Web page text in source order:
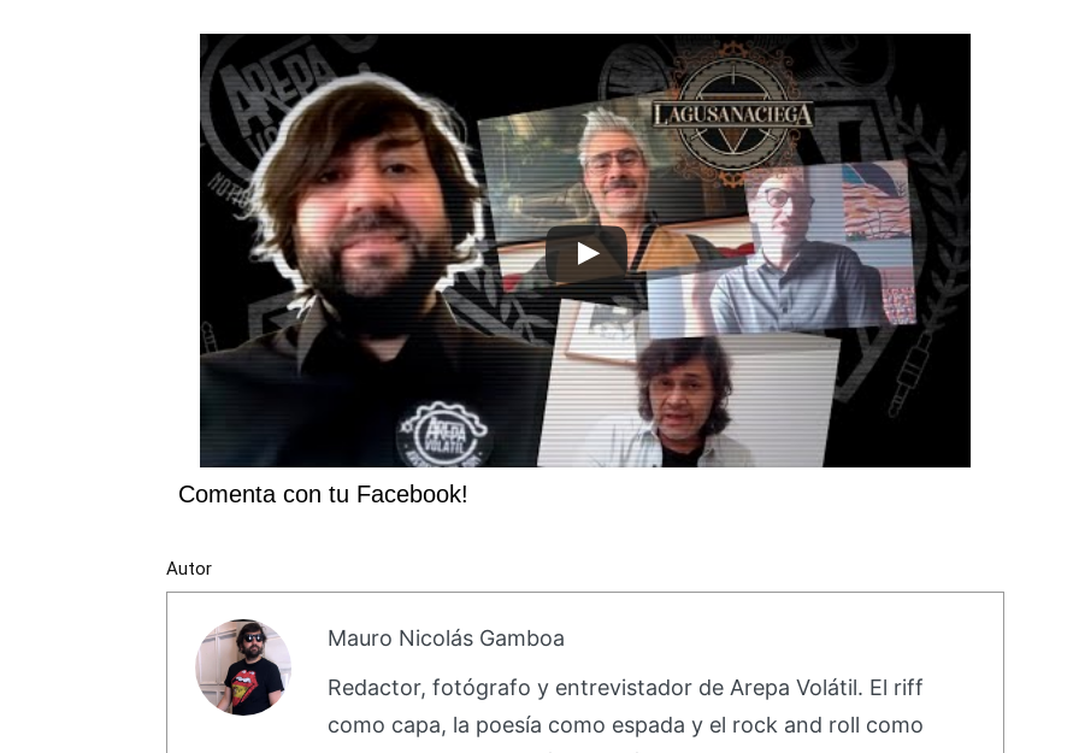
Comenta con tu Facebook!
Autor
Mauro Nicolás Gamboa
Redactor, fotógrafo y entrevistador de Arepa Volátil. El riff
como capa, la poesía como espada y el rock and roll como